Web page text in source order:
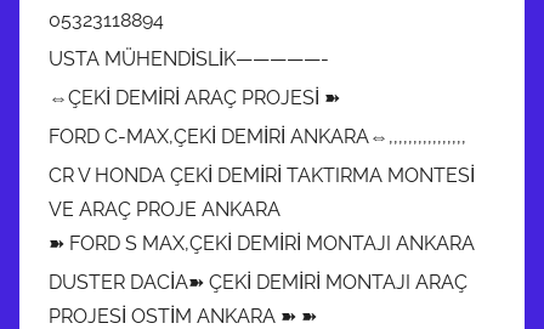
05323118894
USTA MÜHENDİSLİK—————-
⇔ÇEKİ DEMİRİ ARAÇ PROJESİ ➽
FORD C-MAX,ÇEKİ DEMİRİ ANKARA⇔,,,,,,,,,,,,,,,,
CR V HONDA ÇEKİ DEMİRİ TAKTIRMA MONTESİ
VE ARAÇ PROJE ANKARA
➽ FORD S MAX,ÇEKİ DEMİRİ MONTAJI ANKARA
DUSTER DACİA➽ ÇEKİ DEMİRİ MONTAJI ARAÇ
PROJESİ OSTİM ANKARA ➽ ➽